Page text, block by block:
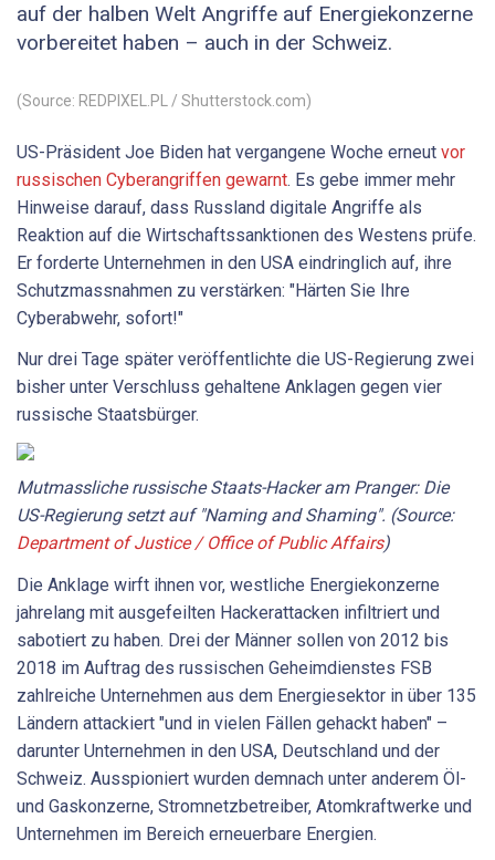
auf der halben Welt Angriffe auf Energiekonzerne
vorbereitet haben – auch in der Schweiz.
(Source: REDPIXEL.PL / Shutterstock.com)
US-Präsident Joe Biden hat vergangene Woche erneut vor
russischen Cyberangriffen gewarnt. Es gebe immer mehr
Hinweise darauf, dass Russland digitale Angriffe als
Reaktion auf die Wirtschaftssanktionen des Westens prüfe.
Er forderte Unternehmen in den USA eindringlich auf, ihre
Schutzmassnahmen zu verstärken: "Härten Sie Ihre
Cyberabwehr, sofort!"
Nur drei Tage später veröffentlichte die US-Regierung zwei
bisher unter Verschluss gehaltene Anklagen gegen vier
russische Staatsbürger.
Mutmassliche russische Staats-Hacker am Pranger: Die
US-Regierung setzt auf "Naming and Shaming". (Source:
Department of Justice / Office of Public Affairs)
Die Anklage wirft ihnen vor, westliche Energiekonzerne
jahrelang mit ausgefeilten Hackerattacken infiltriert und
sabotiert zu haben. Drei der Männer sollen von 2012 bis
2018 im Auftrag des russischen Geheimdienstes FSB
zahlreiche Unternehmen aus dem Energiesektor in über 135
Ländern attackiert "und in vielen Fällen gehackt haben" –
darunter Unternehmen in den USA, Deutschland und der
Schweiz. Ausspioniert wurden demnach unter anderem Öl-
und Gaskonzerne, Stromnetzbetreiber, Atomkraftwerke und
Unternehmen im Bereich erneuerbare Energien.